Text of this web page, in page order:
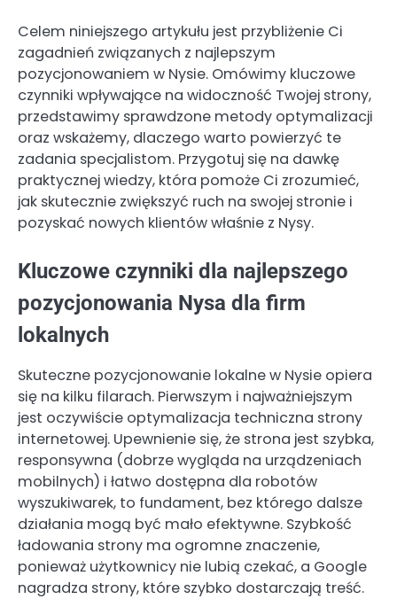
Celem niniejszego artykułu jest przybliżenie Ci
zagadnień związanych z najlepszym
pozycjonowaniem w Nysie. Omówimy kluczowe
czynniki wpływające na widoczność Twojej strony,
przedstawimy sprawdzone metody optymalizacji
oraz wskażemy, dlaczego warto powierzyć te
zadania specjalistom. Przygotuj się na dawkę
praktycznej wiedzy, która pomoże Ci zrozumieć,
jak skutecznie zwiększyć ruch na swojej stronie i
pozyskać nowych klientów właśnie z Nysy.
Kluczowe czynniki dla najlepszego
pozycjonowania Nysa dla firm
lokalnych
Skuteczne pozycjonowanie lokalne w Nysie opiera
się na kilku filarach. Pierwszym i najważniejszym
jest oczywiście optymalizacja techniczna strony
internetowej. Upewnienie się, że strona jest szybka,
responsywna (dobrze wygląda na urządzeniach
mobilnych) i łatwo dostępna dla robotów
wyszukiwarek, to fundament, bez którego dalsze
działania mogą być mało efektywne. Szybkość
ładowania strony ma ogromne znaczenie,
ponieważ użytkownicy nie lubią czekać, a Google
nagradza strony, które szybko dostarczają treść.